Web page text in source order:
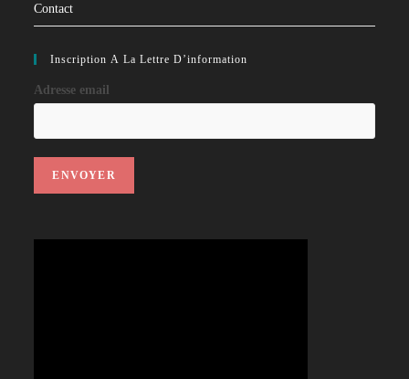
Contact
Inscription À La Lettre D’information
Adresse email